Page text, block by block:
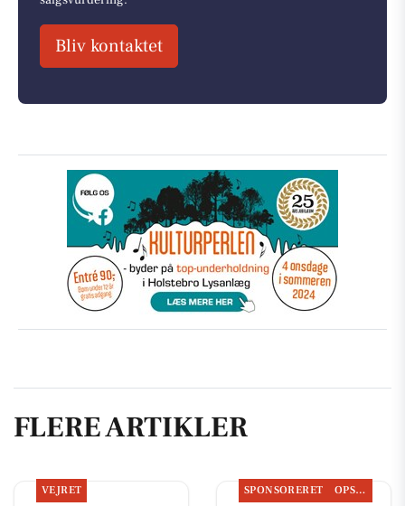
Bliv kontaktet
FLERE ARTIKLER
VEJRET SPONSORERET OPSLAGSTAVLEN